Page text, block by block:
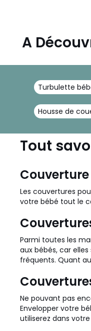
A
Turbulette
Housse de
Tout
Les couvertures
votre bébé tout le
Parmi toutes les
aux bébés, car
fréquents. Quant
Ne pouvant pas
Envelopper votre
utiliserez dans